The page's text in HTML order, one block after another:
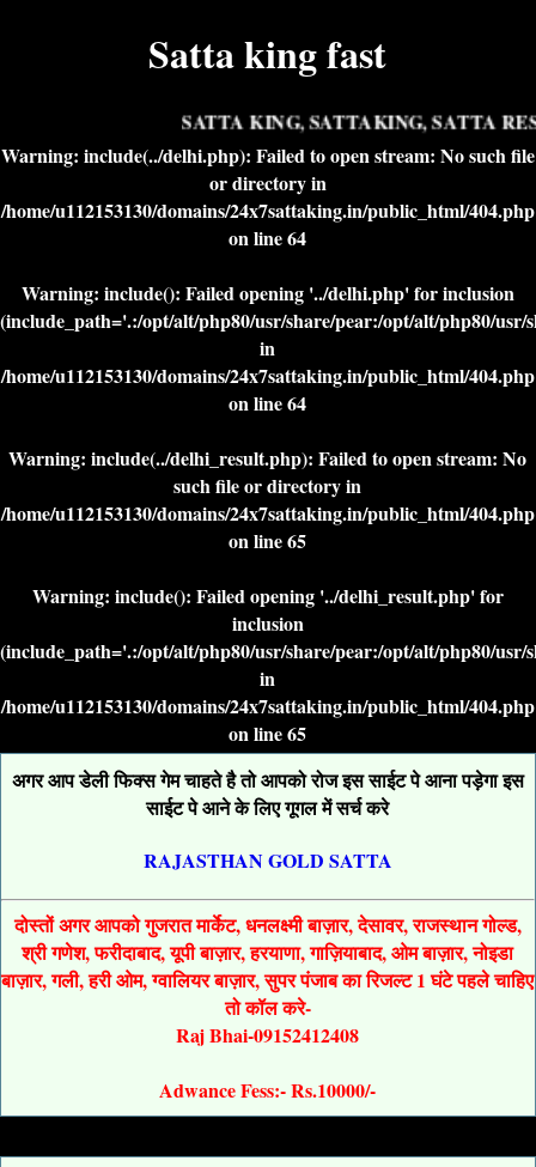
Satta king fast
SATTA KING, SATTAKING, SATTA
Warning: include(../delhi.php): Failed to open stream: No such file
or directory in
/home/u112153130/domains/24x7sattaking.in/public_html/404.php
on line64
Warning: include(): Failed opening '../delhi.php' for inclusion
(include_path='.:/opt/alt/php80/usr/share/pear:/opt/alt/php80/
in
/home/u112153130/domains/24x7sattaking.in/public_html/404.php
on line64
Warning: include(../delhi_result.php): Failed to open stream: No
such file or directory in
/home/u112153130/domains/24x7sattaking.in/public_html/404.php
on line65
Warning: include(): Failed opening '../delhi_result.php' for
inclusion
(include_path='.:/opt/alt/php80/usr/share/pear:/opt/alt/php80/
in
/home/u112153130/domains/24x7sattaking.in/public_html/404.php
on line65
अगर आप डेली फिक्स गेम चाहते है तो आपको रोज इस साईट पे आना पड़ेगा इस
साईट पे आने के लिए गूगल में सर्च करे
RAJASTHAN GOLD SATTA
दोस्तों अगर आपको गुजरात मार्केट, धनलक्ष्मी बाज़ार, देसावर, राजस्थान गोल्ड,
श्री गणेश, फरीदाबाद, यूपी बाज़ार, हरयाणा, गाज़ियाबाद, ओम बाज़ार, नोइडा
बाज़ार, गली, हरी ओम, ग्वालियर बाज़ार, सुपर पंजाब का रिजल्ट 1 घंटे पहले चाहिए
तो कॉल करे-
Raj Bhai-09152412408
Adwance Fess:- Rs.10000/-